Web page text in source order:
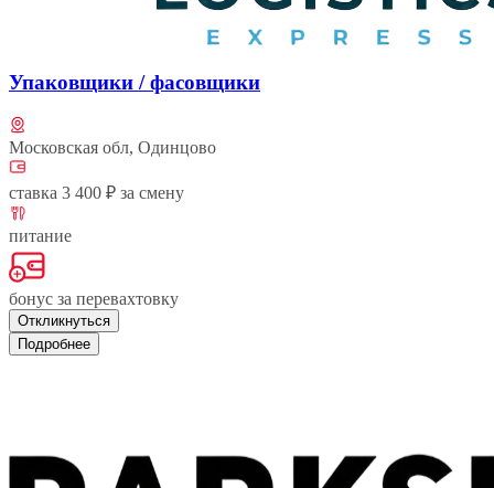
Упаковщики / фасовщики
Московская обл, Одинцово
ставка 3 400 ₽ за смену
питание
бонус за перевахтовку
Откликнуться
Подробнее